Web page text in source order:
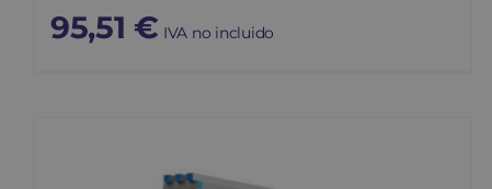
95,51 € IVA no incluido